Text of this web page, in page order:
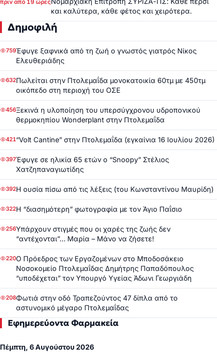
πριν από 19 ώρες
και καλύτερα, κάθε φέτος και χειρότερα.
Δημοφιλή
759Έφυγε ξαφνικά από τη ζωή ο γνωστός γιατρός Νίκος
Ελευθεριάδης
632Πωλείται στην Πτολεμαΐδα μονοκατοικία 60τμ με 450τμ
οικόπεδο στη περιοχή του ΟΣΕ
456Ξεκινά η υλοποίηση του υπερσύγχρονου υδροπονικού
θερμοκηπίου Wonderplant στην Πτολεμαΐδα
421“Volt Cantine” στην Πτολεμαΐδα (εγκαίνια 16 Ιουλίου 2026)
397Έφυγε σε ηλικία 65 ετών ο “Snoopy” Στέλιος
Χατζηπαναγιωτίδης
392Η ουσία πίσω από τις λέξεις (του Κωνσταντίνου Μαυρίδη)
322Η “διασημότερη” φωτογραφία με τον Άγιο Παΐσιο
256Υπάρχουν στιγμές που οι χαρές της ζωής δεν
“αντέχονται”… Μαρία – Μάνο να ζήσετε!
220Ο Πρόεδρος των Εργαζομένων στο Μποδοσάκειο
Νοσοκομείο Πτολεμαΐδας Δημήτρης Παπαδόπουλος
“υποδέχεται” τον Υπουργό Υγείας Άδωνι Γεωργιάδη
208Φωτιά στην οδό Τραπεζούντος 47 δίπλα από το
αστυνομικό μέγαρο Πτολεμαΐδας
Εφημερεύοντα Φαρμακεία
Πέμπτη, 6 Αυγούστου 2026